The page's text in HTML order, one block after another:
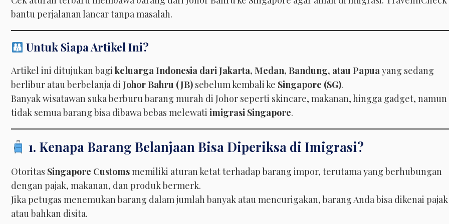
bantu perjalanan lancar tanpa masalah.
Untuk Siapa Artikel Ini?
Artikel ini ditujukan bagi keluarga Indonesia dari Jakarta, Medan, Bandung, atau Papuayang sedang
berlibur atau berbelanja di Johor Bahru (JB) sebelum kembali ke Singapore (SG).
Banyak wisatawan suka berburu barang murah di Johor seperti skincare, makanan, hingga gadget, namun
tidak semua barang bisa dibawa bebas melewati imigrasi Singapore.
1. Kenapa Barang Belanjaan Bisa Diperiksa di Imigrasi?
Otoritas Singapore Customsmemiliki aturan ketat terhadap barang impor, terutama yang berhubungan
dengan pajak, makanan, dan produk bermerk.
Jika petugas menemukan barang dalam jumlah banyak atau mencurigakan, barang Anda bisa dikenai pajak
atau bahkan disita.